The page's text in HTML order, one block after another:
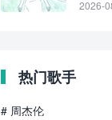
2026-
热门歌手
# 周杰伦